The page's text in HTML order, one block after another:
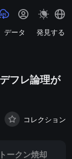
データ 発見する
フレ論理が
コレクション
ークン焼却